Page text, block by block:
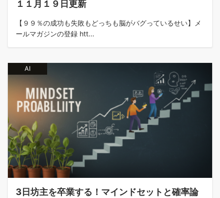
１１月１９日更新
【９９％の成功も失敗もどっちも脳がバグっているせい】メ
ールマガジンの登録 htt...
AI
3日坊主を卒業する！マインドセットと確率論